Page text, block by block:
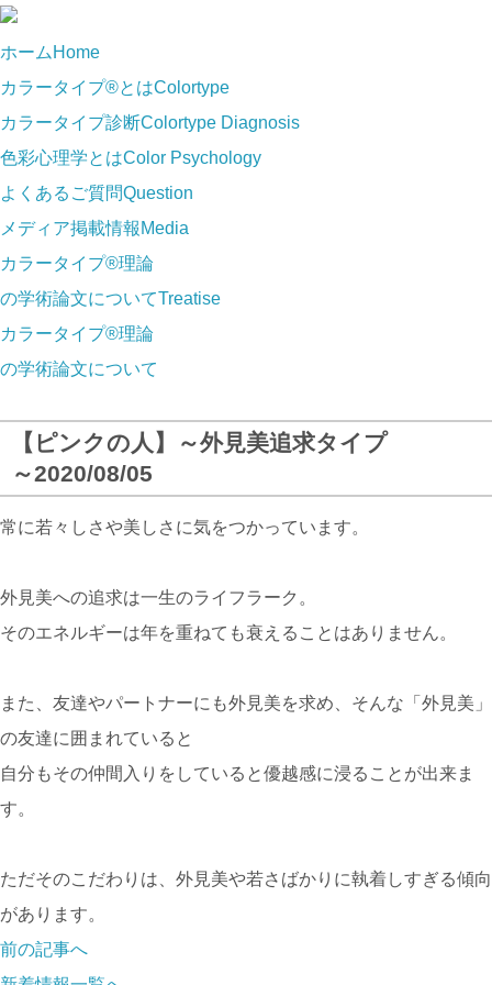
ホーム Home
カラータイプ®とはColortype
カラータイプ診断Colortype Diagnosis
色彩心理学とはColor Psychology
よくあるご質問Question
メディア掲載情報 Media
カラータイプ®理論
の学術論文についてTreatise
カラータイプ®理論
の学術論文について
【ピンクの人】～外見美追求タイプ
～2020/08/05
常に若々しさや美しさに気をつかっています。
外見美への追求は一生のライフラーク。
そのエネルギーは年を重ねても衰えることはありません。
また、友達やパートナーにも外見美を求め、そんな「外見美」
の友達に囲まれていると
自分もその仲間入りをしていると優越感に浸ることが出来ま
す。
ただそのこだわりは、外見美や若さばかりに執着しすぎる傾向
があります。
前の記事へ